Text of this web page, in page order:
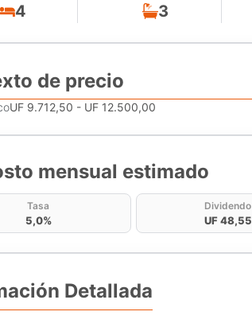
4 3
de precio
UF 9.712,50 - UF 12.500,00
mensual estimado
mensual estimado
Tasa
5,0%
Dividendo
UF 48,55
Detallada